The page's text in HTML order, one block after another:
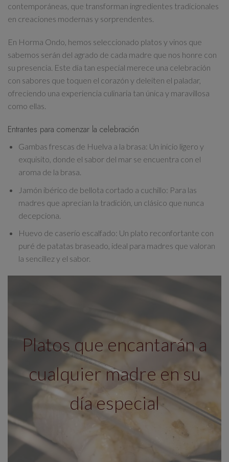
contemporáneas , que transforman ingredientes tradicionales
en creaciones modernas y sorprendentes.
En Horma Ondo, hemos seleccionado platos y vinos que
sabemos serán del agrado de cada madre que nos honre con
su presencia. Este día tan especial merece una celebración
con sabores que toquen el corazón y deleiten el paladar,
ofreciendo una experiencia culinaria tan única y maravillosa
como ellas.
Entrantes para comenzar la celebración
Gambas frescas de Huelva a la brasa: Un inicio ligero y
exquisito, donde el sabor del mar se encuentra con el
aroma de la brasa.
Jamón ibérico de bellota cortado a cuchillo: Para las
madres que aprecian la tradición, un clásico que nunca
decepciona.
Huevo de caserío escalfado: Un plato reconfortante con
puré de patatas braseado, ideal para madres que valoran
la sencillez y el sabor.
Platos que encantarán a
cualquier madre en su
día especial